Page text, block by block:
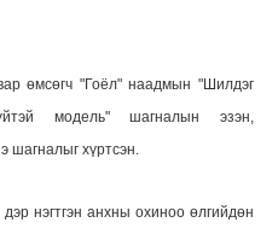
өмсөгч "Гоёл" наадмын "Шилдэг
модель" шагналын эзэн,
шагналыг хүртсэн.
нэгтгэн анхны охиноо өлгийдөн